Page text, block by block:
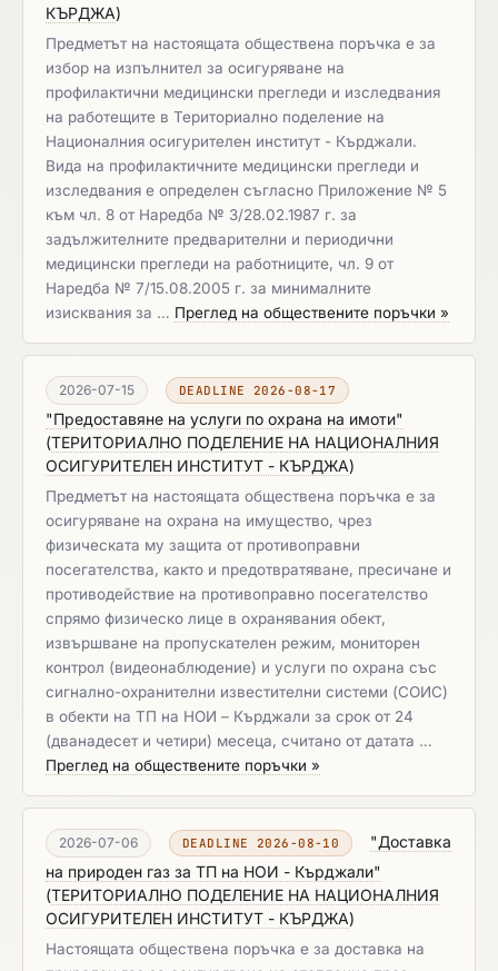
КЪРДЖА)
Предметът на настоящата обществена поръчка е за
избор на изпълнител за осигуряване на
профилактични медицински прегледи и изследвания
на работещите в Териториално поделение на
Националния осигурителен институт - Кърджали.
Вида на профилактичните медицински прегледи и
изследвания е определен съгласно Приложение № 5
към чл. 8 от Наредба № 3/28.02.1987 г. за
задължителните предварителни и периодични
медицински прегледи на работниците, чл. 9 от
Наредба № 7/15.08.2005 г. за минималните
изисквания за … Преглед на обществените поръчки »
2026-07-15 DEADLINE 2026-08-17
"Предоставяне на услуги по охрана на имоти"
(ТЕРИТОРИАЛНО ПОДЕЛЕНИЕ НА НАЦИОНАЛНИЯ
ОСИГУРИТЕЛЕН ИНСТИТУТ - КЪРДЖА)
Предметът на настоящата обществена поръчка е за
осигуряване на охрана на имущество, чрез
физическата му защита от противоправни
посегателства, както и предотвратяване, пресичане и
противодействие на противоправно посегателство
спрямо физическо лице в охранявания обект,
извършване на пропускателен режим, мониторен
контрол (видеонаблюдение) и услуги по охрана със
сигнално-охранителни известителни системи (СОИС)
в обекти на ТП на НОИ – Кърджали за срок от 24
(дванадесет и четири) месеца, считано от датата …
Преглед на обществените поръчки »
2026-07-06 DEADLINE 2026-08-10
"Доставка
на природен газ за ТП на НОИ - Кърджали"
(ТЕРИТОРИАЛНО ПОДЕЛЕНИЕ НА НАЦИОНАЛНИЯ
ОСИГУРИТЕЛЕН ИНСТИТУТ - КЪРДЖА)
Настоящата обществена поръчка е за доставка на